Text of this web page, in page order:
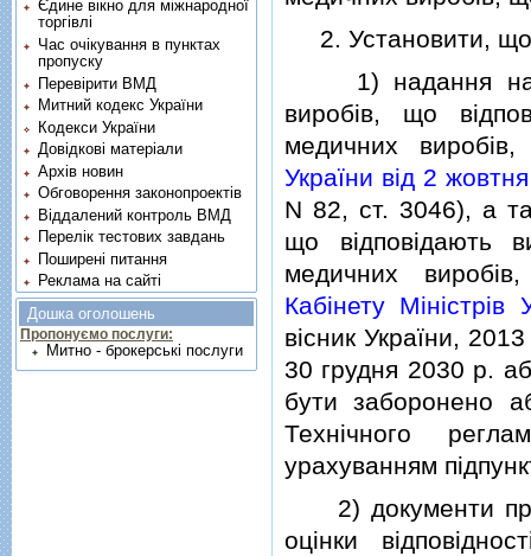
2. Установити,
1) надання на
виробiв, що
медичних
України вiд 2
N 82, ст. 3046), а
що вiдповiдають
медичних
Кабiнету Мiнiстрiв
вiсник України,
30 грудня 2030 р.
бути заборонено
Технiчного
урахуванням
2) документи про
оцiнки
Єдине вікно для міжнародної
торгівлі
Час очікування в пунктах
пропуску
Перевірити ВМД
Митний кодекс України
Кодекси України
Довідкові матеріали
Архів новин
Обговорення законопроектів
Віддалений контроль ВМД
Перелік тестових завдань
Поширені питання
Реклама на сайті
Дошка оголошень
Пропонуємо послуги:
Митно - брокерські послуги